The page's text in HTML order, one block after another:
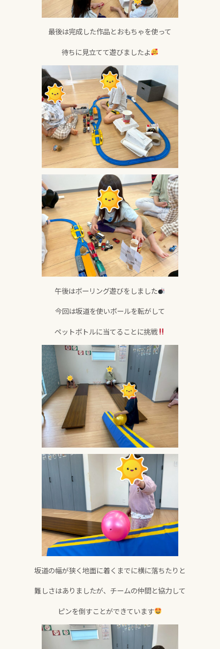
最後は完成した作品とおもちゃを使って
待ちに見立てて遊びましたよ
午後はボーリング遊びをしました
今回は坂道を使いボールを転がして
ペットボトルに当てることに挑戦
坂道の幅が狭く地面に着くまでに横に落ちたりと
難しさはありましたが、チームの仲間と協力して
ピンを倒すことができています